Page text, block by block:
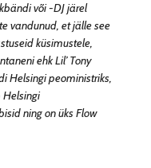
või -DJ järel
vandunud, et jälle see
küsimustele,
ehk Lil’ Tony
Helsingi peoministriks,
Helsingi
ning on üks Flow